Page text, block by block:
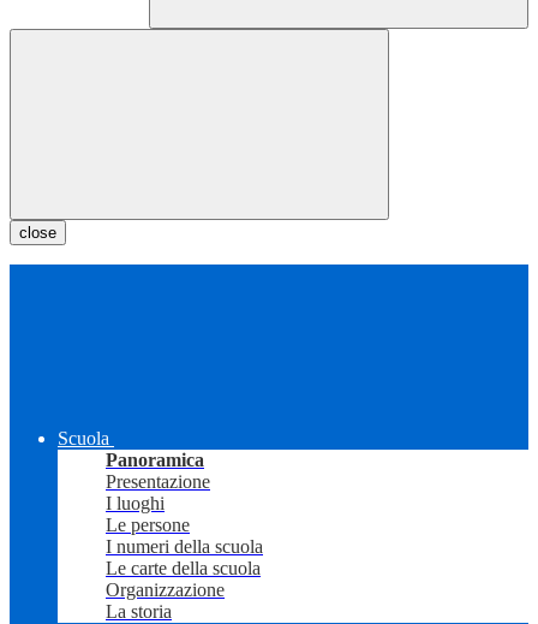
close
Scuola
Panoramica
Presentazione
I luoghi
Le persone
I numeri della scuola
Le carte della scuola
Organizzazione
La storia